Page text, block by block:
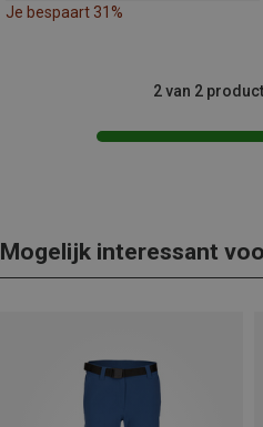
Je bespaart 31%
2 van 2
Mogelijk interessant